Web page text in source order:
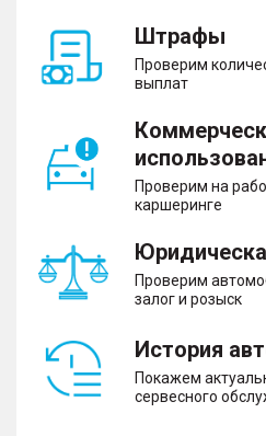
Штрафы
Проверим
выплат
Проверим на
каршеринге
Проверим
залог и розыск
История
Покажем
сервесного